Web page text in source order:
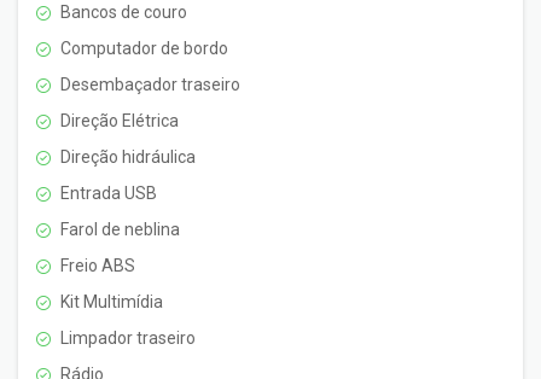
Bancos de couro
Computador de bordo
Desembaçador traseiro
Direção Elétrica
Direção hidráulica
Entrada USB
Farol de neblina
Freio ABS
Kit Multimídia
Limpador traseiro
Rádio